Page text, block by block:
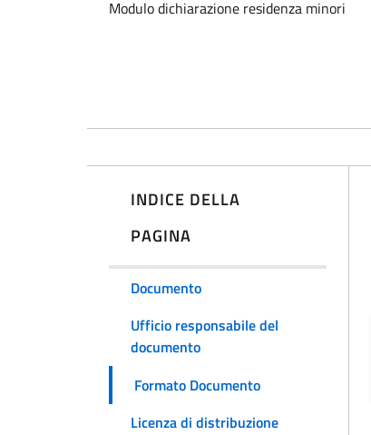
Modulo dichiarazione residenza minori
INDICE DELLA
PAGINA
Documento
Ufficio responsabile del
documento
Formato Documento
Licenza di distribuzione